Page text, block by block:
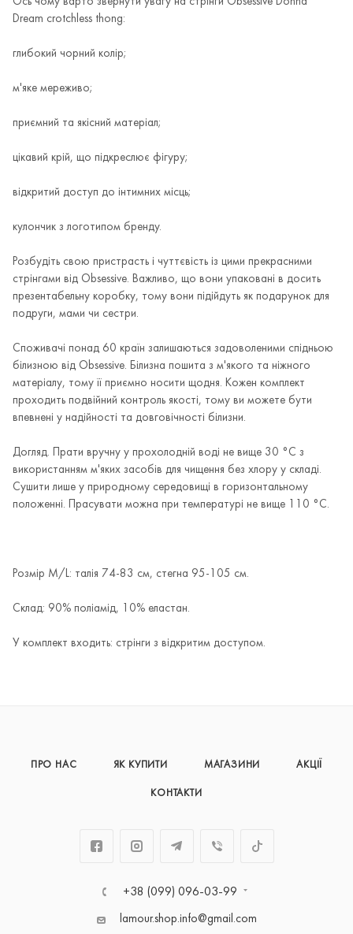
Dream crotchless thong:
глибокий чорний колір;
м'яке мереживо;
приємний та якісний матеріал;
цікавий крій, що підкреслює фігуру;
відкритий доступ до інтимних місць;
кулончик з логотипом бренду.
Розбудіть свою пристрасть і чуттєвість із цими прекрасними
стрінгами від Obsessive. Важливо, що вони упаковані в досить
презентабельну коробку, тому вони підійдуть як подарунок для
подруги, мами чи сестри.
Споживачі понад 60 країн залишаються задоволеними спідньою
білизною від Obsessive. Білизна пошита з м'якого та ніжного
матеріалу, тому її приємно носити щодня. Кожен комплект
проходить подвійний контроль якості, тому ви можете бути
впевнені у надійності та довговічності білизни.
Догляд. Прати вручну у прохолодній воді не вище 30 °C з
використанням м'яких засобів для чищення без хлору у складі.
Сушити лише у природному середовищі в горизонтальному
положенні. Прасувати можна при температурі не вище 110 °C.
Розмір M/L: талія 74-83 см, стегна 95-105 см.
Склад: 90% поліамід, 10% еластан.
У комплект входить: стрінги з відкритим доступом.
ПРО НАС ЯК КУПИТИ МАГАЗИНИ АКЦІЇ
КОНТАКТИ
+38 (099) 096-03-99
lamour.shop.info@gmail.com